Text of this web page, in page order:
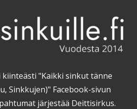
kiinteästi "Kaikki sinkut tänne
Sinkkujen)" Facebook-sivun
järjestää Deittisirkus.